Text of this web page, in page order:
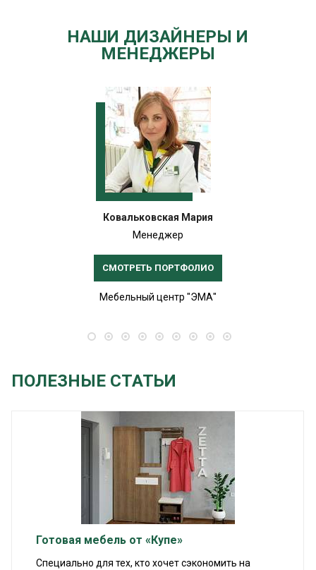
НАШИ ДИЗАЙНЕРЫ И
МЕНЕДЖЕРЫ
Ковальковская Мария
Менеджер
СМОТРЕТЬ ПОРТФОЛИО
Мебельный центр "ЭМА"
ПОЛЕЗНЫЕ СТАТЬИ
Готовая мебель от «Купе»
Специально для тех, кто хочет сэкономить на